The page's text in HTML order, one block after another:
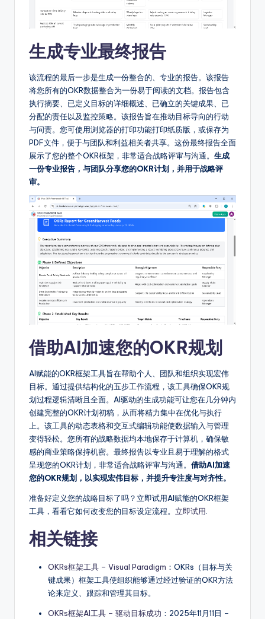
生成专业最终报告
该流程的最后一步是生成一份整合的、专业的报告。该报告
将您所有的OKR数据整合为一份易于阅读的文档。报告包含
执行摘要、已定义目标的详细概述、已确立的关键成果、已
分配的责任以及监控策略。该报告旨在推动目标导向的行动
与问责。您可使用浏览器的打印功能打印纸质版，或保存为
PDF文件，便于与团队和利益相关者共享。这份最终报告全面
展示了您的整个OKR框架，非常适合战略评审与沟通。 生成
一份专业报告，与团队分享您的OKR计划，并用于战略评
审。
借助AI加速您的OKR规划
AI赋能的OKR框架工具旨在帮助个人、团队和组织实现宏伟
目标。通过提供结构化的五步工作流程，该工具确保OKR规
划过程逻辑清晰且全面。AI驱动的生成功能可让您在几分钟内
创建完整的OKR计划初稿，从而将精力集中在优化与执行
上。该工具的动态表格和交互式编辑功能使数据输入与管理
变得轻松。您所有的战略数据均本地保存于计算机，确保敏
感的商业策略保持机密。最终报告以专业且易于理解的格式
呈现您的OKR计划，非常适合战略评审与沟通。 借助AI加速
您的OKR规划，以实现宏伟目标，并提升专注度与对齐性。
准备好定义您的战略目标了吗？立即试用AI赋能的OKR框架
工具，看看它如何改变您的目标设定流程。 立即试用.
相关链接
OKRs框架工具 – Visual Paradigm ：OKRs（目标与关
键成果）框架工具使组织能够通过经过验证的OKR方法
论来定义、跟踪和管理其目标。
OKRs框架AI工具 – 驱动目标成功 ：2025年11月11日 –